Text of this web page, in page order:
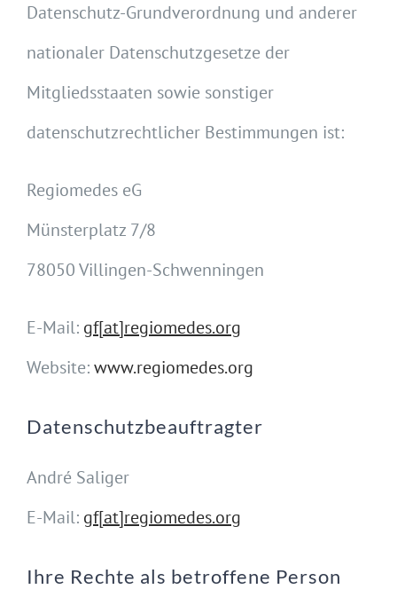
Datenschutz-Grundverordnung und anderer
nationaler Datenschutzgesetze der
Mitgliedsstaaten sowie sonstiger
datenschutzrechtlicher Bestimmungen ist:
Regiomedes eG
Münsterplatz 7/8
78050 Villingen-Schwenningen
E-Mail: gf[at]regiomedes.org
Website:www.regiomedes.org
Datenschutzbeauftragter
André Saliger
E-Mail: gf[at]regiomedes.org
Ihre Rechte als betroffene Person